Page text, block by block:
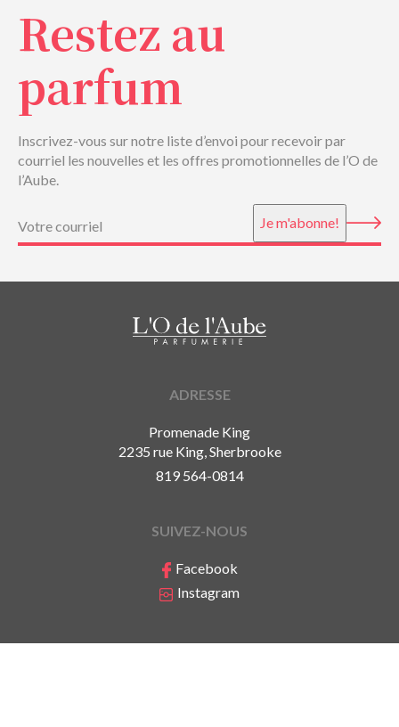
Restez au
parfum
Inscrivez-vous sur notre liste d’envoi pour recevoir par
courriel les nouvelles et les offres promotionnelles de l’O de
l’Aube.
Je m'abonne!
ADRESSE
Promenade King
2235 rue King, Sherbrooke
819 564-0814
SUIVEZ-NOUS
Facebook
Instagram